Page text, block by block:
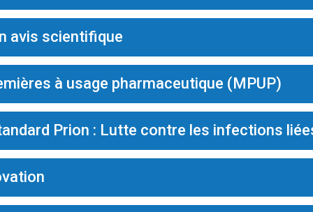
avis scientifique
à usage pharmaceutique (MPUP)
Prion : Lutte contre les infections